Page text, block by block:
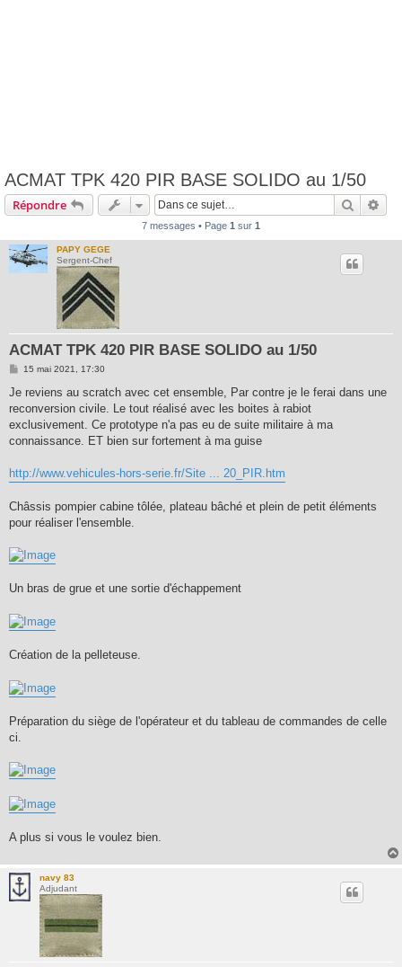
ACMAT TPK 420 PIR BASE SOLIDO au 1/50
Répondre
7 messages • Page 1 sur 1
PAPY GEGE
Sergent-Chef
ACMAT TPK 420 PIR BASE SOLIDO au 1/50
M
s
a
g
15 mai 2021, 17:30
Je reviens au scratch avec cet ensemble, Par contre je le ferai dans une
reconversion civile. Le tout réalisé avec les boites à rabiot
exclusivement. Ce prototype n'a pas eu de suite militaire à ma
connaissance. ET bien sur fortement à ma guise
http://www.vehicules-hors-serie.fr/Site ... 20_PIR.htm
Châssis pompier cabine tôlée, plateau bâché et plein de petit éléments
pour réaliser l'ensemble.
Un bras de grue et une sortie d'échappement
Création de la pelleteuse.
Préparation du siège de l'opérateur et du tableau de commandes de celle
ci.
A plus si vous le voulez bien.
navy 83
Adjudant